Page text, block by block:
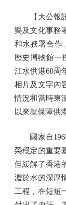
【大公報訊
樂及文化事務
和水務署合作
歷史博物館一
江水供港60周
相片及文字內
情況和當時東
以來就保障供
國家自1965
榮穩定的重要
但緩解了香港
濃於水的深厚
工程，在短短